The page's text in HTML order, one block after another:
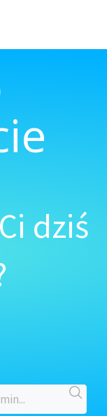
dziś